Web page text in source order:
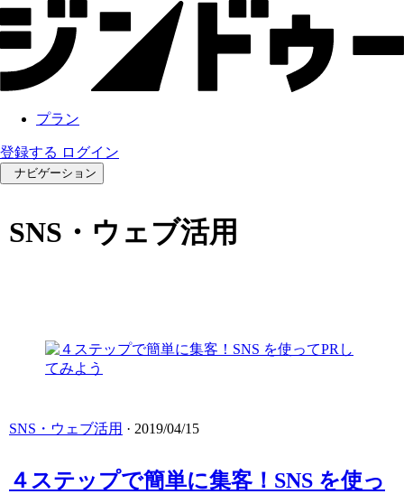
プラン
登録する ログイン
ナビゲーション
SNS・ウェブ活用
SNS・ウェブ活用 · 2019/04/15
４ステップで簡単に集客！SNS を使っ